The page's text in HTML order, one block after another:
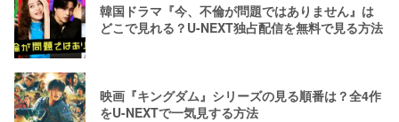
韓国ドラマ『今、不倫が問題ではありません』は
どこで見れる？U-NEXT独占配信を無料で見る方法
映画『キングダム』シリーズの見る順番は？全4作
をU-NEXTで一気見する方法